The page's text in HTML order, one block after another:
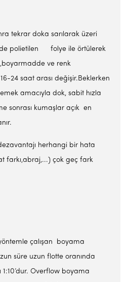
tekrar doka sarılarak üzeri
polietilen folye ile örtülerek
ve renk
24 saat arası değişir.Beklerken
amacıyla dok, sabit hızla
sonrası kumaşlar açık en
herhangi bir hata
farkı,abraj,...) çok geç fark
çalışan boyama
süre uzun flotte oranında
Overflow boyama